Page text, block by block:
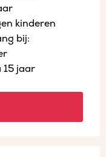
kinderen
bij:
15 jaar